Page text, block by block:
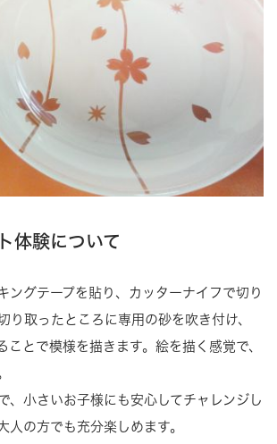
体験について
ングテープを貼り、カッターナイフで切り
り取ったところに専用の砂を吹き付け、
ことで模様を描きます。絵を描く感覚で、
、小さいお子様にも安心してチャレンジし
人の方でも充分楽しめます。